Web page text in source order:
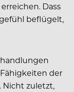
Dass
beflügelt,
der
Nicht zuletzt,